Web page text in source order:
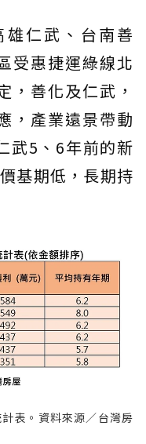
仁武、台南善
受惠捷運綠線北
，善化及仁武，
，產業遠景帶動
武5、6年前的新
基期低，長期持
表。資料來源／台灣房